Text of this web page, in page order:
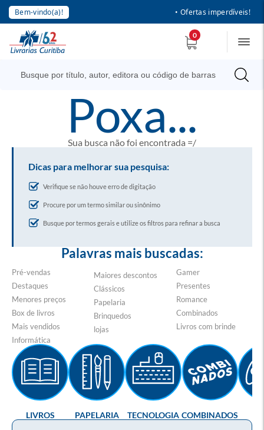
Bem-vindo(a)! • Ofertas imperdíveis!
0
poxa...
Sua busca não foi encontrada =/
Dicas para melhorar sua pesquisa:
Verifique se não houve erro de digitação
Procure por um termo similar ou sinônimo
Busque por termos gerais e utilize os filtros para refinar a busca
Palavras mais buscadas:
Pré-vendas
Destaques
Menores preços
Box de livros
Mais vendidos
Informática
Maiores descontos
Clássicos
Papelaria
Brinquedos
lojas
Gamer
Presentes
Romance
Combinados
Livros com brinde
LIVROS PAPELARIA TECNOLOGIA COMBINADOS